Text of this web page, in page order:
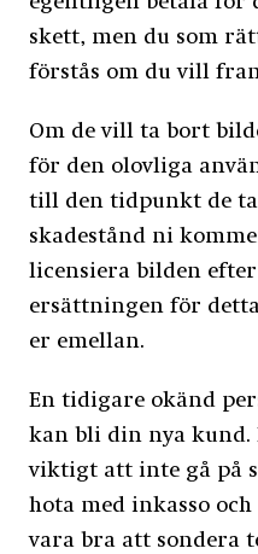
skett, men du som
förstås om du vill
Om de vill ta bort
för den olovliga
till den tidpunkt de
skadestånd ni
licensiera bilden
ersättningen för
er emellan.
En tidigare okänd
kan bli din nya kund.
viktigt att inte gå på
hota med inkasso
vara bra att sondera